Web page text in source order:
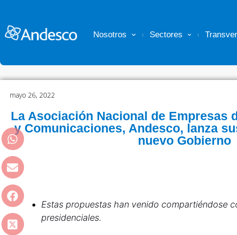
Nosotros Sectores
mayo 26, 2022
La Asociación Nacional de Empresas
y Comunicaciones, Andesco, lanza
nuevo Gobierno
Estas propuestas han venido compartiéndose
presidenciales.